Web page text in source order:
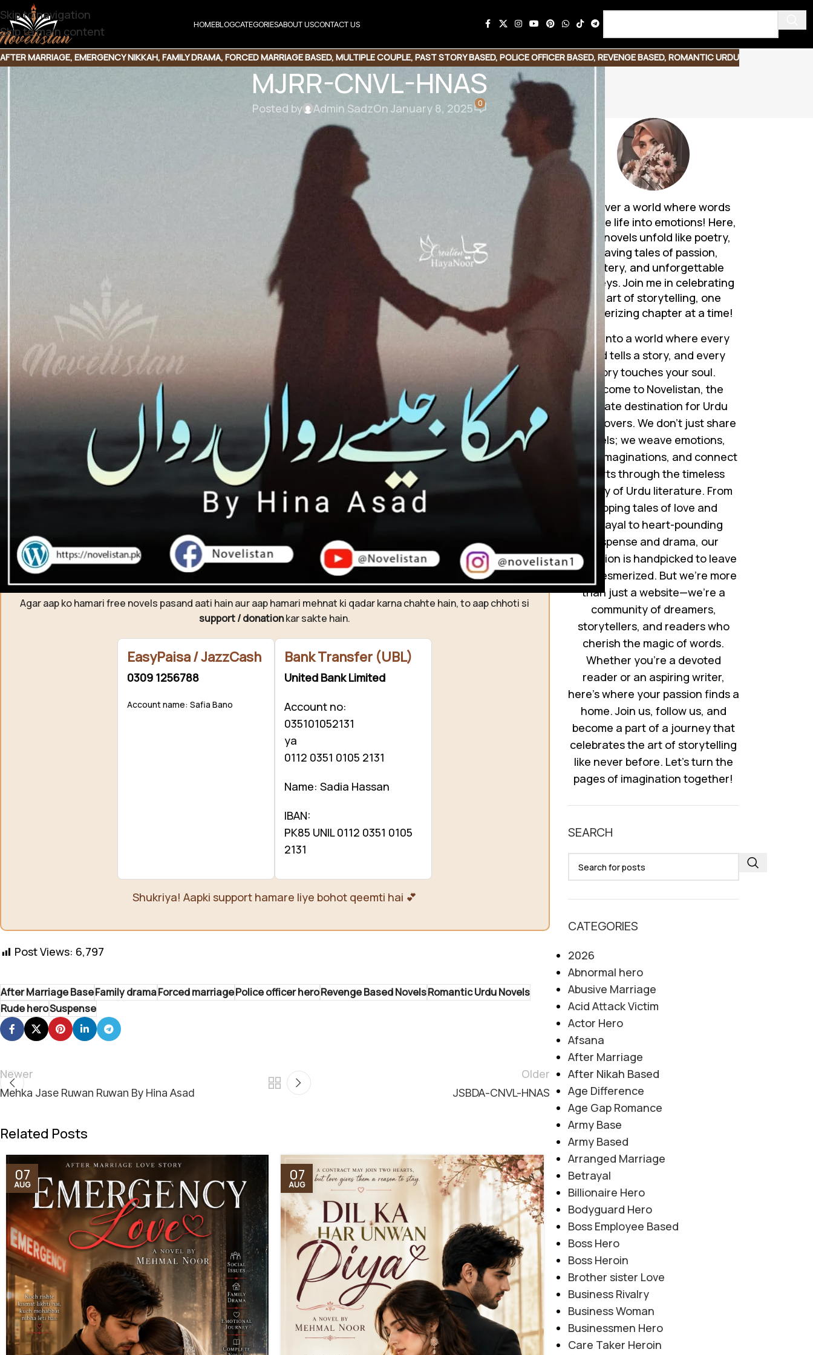
Skip to navigation
Skip to main content
HOMEBLOGCATEGORIESABOUT USCONTACT US
AFTER MARRIAGE, EMERGENCY NIKKAH, FAMILY DRAMA, FORCED MARRIAGE BASED, MULTIPLE COUPLE, PAST STORY BASED, POLICE OFFICER BASED, REVENGE BASED, ROMANTIC URDU
RUDE HERO BASED SECOND MARRIAGE BASED ,SUSPENSE THRILLER
MJRR-CNVL-HNAS
Posted by Admin SadzOn January 8, 2025 0
MJRR-CNVL-HNAS
Mehka Jase Ruwan Ruwan By Hina Asad
یہ کہانی ہے ایک ایسی لڑکی کی جس ماں ایک طوائف ہوتی پے۔
وہ کیسے اس ماحول سے بھاگ کر اپنے باپ کو ڈھونڈھ کر اس سے اپنی ماں کا بدلہ لیتی ہے۔
اور ایک ایسی لڑکی جس کے سر والدین کا سایہ اٹھ جاتا ہے۔ایک پولیٹیشن اسے سہارا دیتا ہے۔
اسکے شادی شدہ ہونے کے باوجود بھی وہ اس کے پیار میں مبتلا ہوجاتی ہے پھر وہ دونوں کیسے ملتے ہیں
یہ سب جاننے کے لیے پڑھیے پورا ناول ۔جو بہت رومانس سے بھرپور ہے۔
Download Link
Support Novelistan ❤️
Agar aap ko hamari free novels pasand aati hain aur aap hamari mehnat ki qadar karna chahte hain, to aap chhoti si
support / donationkar sakte hain.
EasyPaisa / JazzCash
0309 1256788
Account name: Safia Bano
Bank Transfer (UBL)
United Bank Limited
Account no:
035101052131
ya
0112 0351 0105 2131
Name: Sadia Hassan
IBAN:
PK85 UNIL 0112 0351 0105
2131
Shukriya! Aapki support hamare liye bohot qeemti hai 💕
Post Views: 6,797
After Marriage BaseFamily dramaForced marriagePolice officer heroRevenge Based NovelsRomantic Urdu Novels
Rude heroSuspense
Newer
Mehka Jase Ruwan Ruwan By Hina Asad
Older
JSBDA-CNVL-HNAS
Related Posts
07
AUG
07
AUG
07
Discover a world where words
breathe life into emotions! Here,
Urdu novels unfold like poetry,
weaving tales of passion,
mystery, and unforgettable
journeys. Join me in celebrating
the art of storytelling, one
mesmerizing chapter at a time!
Step into a world where every
word tells a story, and every
story touches your soul.
Welcome to Novelistan, the
ultimate destination for Urdu
novel lovers. We don’t just share
novels; we weave emotions,
ignite imaginations, and connect
hearts through the timeless
beauty of Urdu literature. From
gripping tales of love and
betrayal to heart-pounding
suspense and drama, our
collection is handpicked to leave
you mesmerized. But we’re more
than just a website—we’re a
community of dreamers,
storytellers, and readers who
cherish the magic of words.
Whether you’re a devoted
reader or an aspiring writer,
here’s where your passion finds a
home. Join us, follow us, and
become a part of a journey that
celebrates the art of storytelling
like never before. Let’s turn the
pages of imagination together!
SEARCH
CATEGORIES
2026
Abnormal hero
Abusive Marriage
Acid Attack Victim
Actor Hero
Afsana
After Marriage
After Nikah Based
Age Difference
Age Gap Romance
Army Base
Army Based
Arranged Marriage
Betrayal
Billionaire Hero
Bodyguard Hero
Boss Employee Based
Boss Hero
Boss Heroin
Brother sister Love
Business Rivalry
Business Woman
Businessmen Hero
Care Taker Heroin